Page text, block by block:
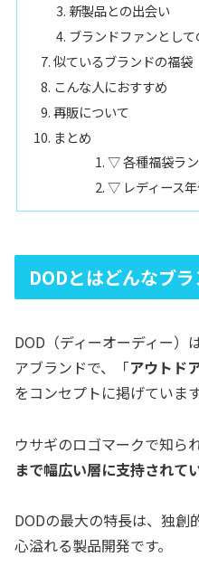
新製品との出会い
ブランドファンとし
似ているブランドの福袋
こんな人におすすめ
再販について
まとめ
▽ 各種福袋ラ
▽ レディース
DODとはどんなブ
DOD（ディーオーディー）
アブランドで、「アウトド
をコンセプトに掲げています
ウサギのロゴマークで知られ
まで幅広い層に支持されて
DODの最大の特長は、独創
心溢れる製品開発です。